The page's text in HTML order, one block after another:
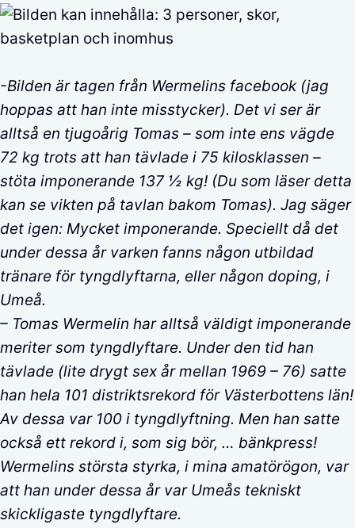
-Bilden är tagen från Wermelins facebook (jag
hoppas att han inte misstycker). Det vi ser är
alltså en tjugoårig Tomas – som inte ens vägde
72 kg trots att han tävlade i 75 kilosklassen –
stöta imponerande 137 ½ kg! (Du som läser detta
kan se vikten på tavlan bakom Tomas). Jag säger
det igen: Mycket imponerande. Speciellt då det
under dessa år varken fanns någon utbildad
tränare för tyngdlyftarna, eller någon doping, i
Umeå.
– Tomas Wermelin har alltså väldigt imponerande
meriter som tyngdlyftare. Under den tid han
tävlade (lite drygt sex år mellan 1969 – 76) satte
han hela 101 distriktsrekord för Västerbottens län!
Av dessa var 100 i tyngdlyftning. Men han satte
också ett rekord i, som sig bör, … bänkpress!
Wermelins största styrka, i mina amatörögon, var
att han under dessa år var Umeås tekniskt
skickligaste tyngdlyftare.